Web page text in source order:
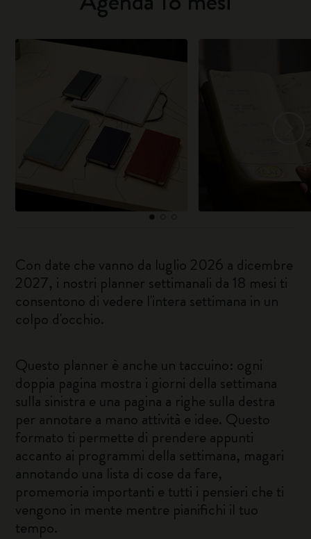
Con date che vanno da luglio 2026 a dicembre
2027, i nostri planner settimanali da 18 mesi ti
consentono di vedere l'intera settimana in un
colpo d'occhio.
Questo planner è anche un taccuino: ogni
doppia pagina mostra i giorni della settimana
sulla sinistra e una pagina a righe sulla destra
per annotare a mano attività e idee. Questo
formato ti permette di prendere appunti
accanto ai programmi della settimana, magari
annotando una lista di cose da fare,
promemoria importanti e tutti i pensieri che ti
vengono in mente mentre pianifichi il tuo
tempo.